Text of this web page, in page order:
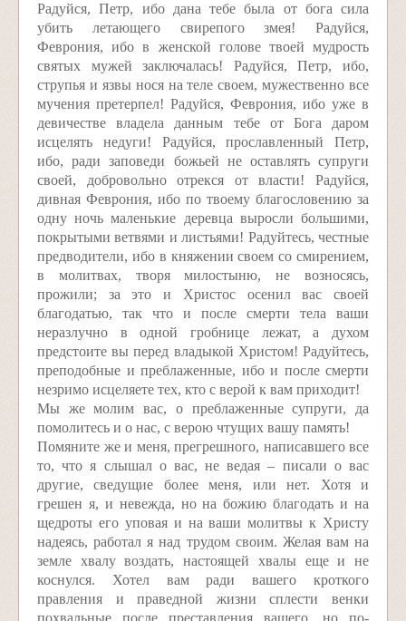
Радуйся, Петр, ибо дана тебе была от бога сила
убить летающего свирепого змея! Радуйся,
Феврония, ибо в женской голове твоей мудрость
святых мужей заключалась! Радуйся, Петр, ибо,
струпья и язвы нося на теле своем, мужественно все
мучения претерпел! Радуйся, Феврония, ибо уже в
девичестве владела данным тебе от Бога даром
исцелять недуги! Радуйся, прославленный Петр,
ибо, ради заповеди божьей не оставлять супруги
своей, добровольно отрекся от власти! Радуйся,
дивная Феврония, ибо по твоему благословению за
одну ночь маленькие деревца выросли большими,
покрытыми ветвями и листьями! Радуйтесь, честные
предводители, ибо в княжении своем со смирением,
в молитвах, творя милостыню, не возносясь,
прожили; за это и Христос осенил вас своей
благодатью, так что и после смерти тела ваши
неразлучно в одной гробнице лежат, а духом
предстоите вы перед владыкой Христом! Радуйтесь,
преподобные и преблаженные, ибо и после смерти
незримо исцеляете тех, кто с верой к вам приходит!
Мы же молим вас, о преблаженные супруги, да
помолитесь и о нас, с верою чтущих вашу память!
Помяните же и меня, прегрешного, написавшего все
то, что я слышал о вас, не ведая – писали о вас
другие, сведущие более меня, или нет. Хотя и
грешен я, и невежда, но на божию благодать и на
щедроты его уповая и на ваши молитвы к Христу
надеясь, работал я над трудом своим. Желая вам на
земле хвалу воздать, настоящей хвалы еще и не
коснулся. Хотел вам ради вашего кроткого
правления и праведной жизни сплести венки
похвальные после преставления вашего, но по-